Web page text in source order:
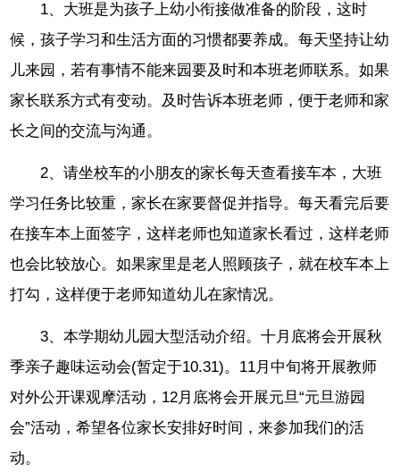
1、大班是为孩子上幼小衔接做准备的阶段，这时
候，孩子学习和生活方面的习惯都要养成。每天坚持让幼
儿来园，若有事情不能来园要及时和本班老师联系。如果
家长联系方式有变动。及时告诉本班老师，便于老师和家
长之间的交流与沟通。
2、请坐校车的小朋友的家长每天查看接车本，大班
学习任务比较重，家长在家要督促并指导。每天看完后要
在接车本上面签字，这样老师也知道家长看过，这样老师
也会比较放心。如果家里是老人照顾孩子，就在校车本上
打勾，这样便于老师知道幼儿在家情况。
3、本学期幼儿园大型活动介绍。十月底将会开展秋
季亲子趣味运动会(暂定于10.31)。11月中旬将开展教师
对外公开课观摩活动，12月底将会开展元旦“元旦游园
会”活动，希望各位家长安排好时间，来参加我们的活
动。